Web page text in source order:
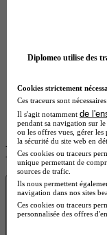
À quel niveau
Commencer
Les écoles à
Transparence
Diplomeo utilise des
Cookies strictement
Ces traceurs sont
Il s'agit notamment de
pendant sa navigation sur
ou les offres vues, gérer
la sécurité du site web en
Ces cookies ou traceurs
unique permettant de
sources de trafic.
Ils nous permettent
navigation dans nos sites
Ces cookies ou traceurs
personnalisée des offres